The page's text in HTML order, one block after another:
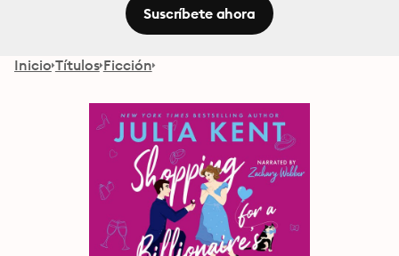
Suscríbete ahora
Inicio Títulos Ficción